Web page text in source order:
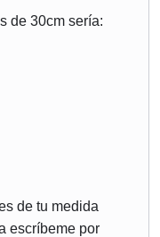
de 30cm sería:
de tu medida
escríbeme por